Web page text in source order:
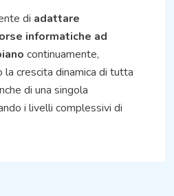
di adattare
informatiche ad
continuamente,
crescita dinamica di tutta
di una singola
i livelli complessivi di